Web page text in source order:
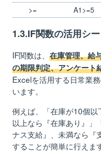
>=
A1>=5
1.3.IF関数の活用シ
IF関数は、 在庫管理、給
の期限判定、アンケート
Excelを活用する日常業
います。
例えば、「在庫が10個
以上なら『在庫あり』」
ナス支給』、未満なら『
することが簡単に行えます